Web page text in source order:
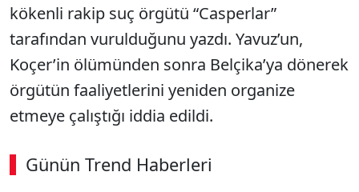
kökenli rakip suç örgütü “Casperlar”
tarafından vurulduğunu yazdı. Yavuz’un,
Koçer’in ölümünden sonra Belçika’ya dönerek
örgütün faaliyetlerini yeniden organize
etmeye çalıştığı iddia edildi.
Günün Trend Haberleri
00:02 / 09:15